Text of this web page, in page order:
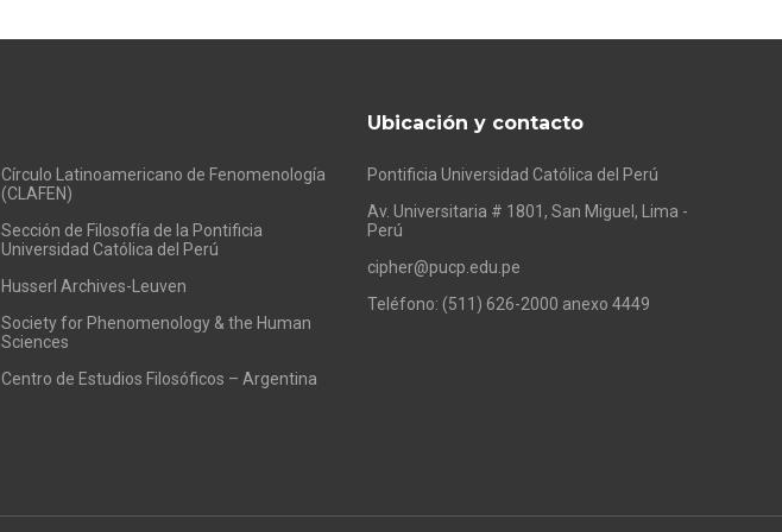
Círculo Latinoamericano de Fenomenología
(CLAFEN)
Sección de Filosofía de la Pontificia
Universidad Católica del Perú
Husserl Archives-Leuven
Society for Phenomenology & the Human
Sciences
Centro de Estudios Filosóficos – Argentina
Ubicación y contacto
Pontificia Universidad Católica del Perú
Av. Universitaria # 1801, San Miguel, Lima -
Perú
cipher@pucp.edu.pe
Teléfono: (511) 626-2000 anexo 4449